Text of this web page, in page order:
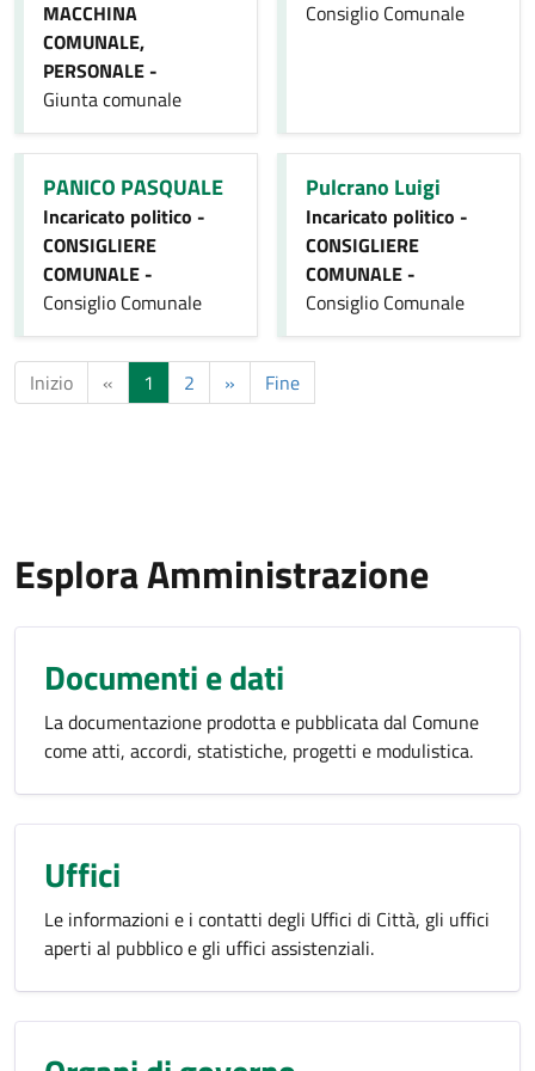
MACCHINA
COMUNALE,
PERSONALE -
Giunta comunale
Consiglio Comunale
PANICO PASQUALE
Incaricato politico -
CONSIGLIERE
COMUNALE -
Consiglio Comunale
Pulcrano Luigi
Incaricato politico -
CONSIGLIERE
COMUNALE -
Consiglio Comunale
Inizio « 1 2 » Fine
Esplora Amministrazione
Documenti e dati
La documentazione prodotta e pubblicata dal Comune
come atti, accordi, statistiche, progetti e modulistica.
Uffici
Le informazioni e i contatti degli Uffici di Città, gli uffici
aperti al pubblico e gli uffici assistenziali.